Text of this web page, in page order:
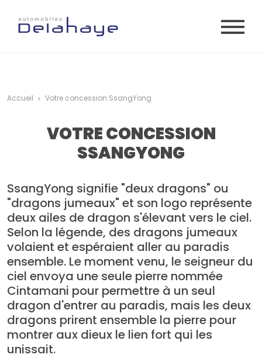
VOTRE CONCESSION
SSANGYONG
Accueil Votre concession SsangYong
SsangYong signifie "deux dragons" ou
"dragons jumeaux" et son logo représente
deux ailes de dragon s'élevant vers le ciel.
Selon la légende, des dragons jumeaux
volaient et espéraient aller au paradis
ensemble. Le moment venu, le seigneur du
ciel envoya une seule pierre nommée
Cintamani pour permettre à un seul
dragon d'entrer au paradis, mais les deux
dragons prirent ensemble la pierre pour
montrer aux dieux le lien fort qui les
unissait.